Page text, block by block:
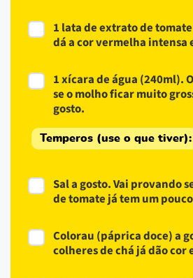
1 lata de extrato de
dá a cor vermelha intensa
1 xícara de água (240ml).
se o molho ficar muito
gosto.
Temperos (use o que tiver):
Sal a gosto. Vai provando
de tomate já tem um
Colorau (páprica doce) a
colheres de chá já dão cor